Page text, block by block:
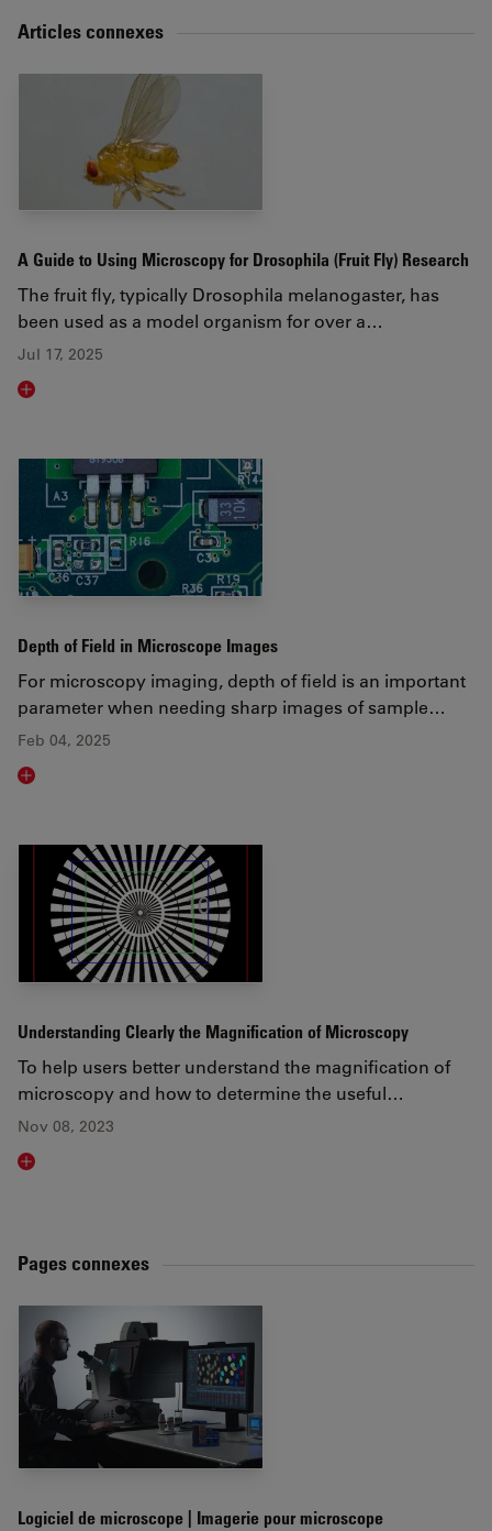
Articles connexes
A Guide to Using Microscopy for Drosophila (Fruit Fly) Research
The fruit fly, typically Drosophila melanogaster, has
been used as a model organism for over a…
Jul 17, 2025
Read article
Depth of Field in Microscope Images
For microscopy imaging, depth of field is an important
parameter when needing sharp images of sample…
Feb 04, 2025
Read article
Understanding Clearly the Magnification of Microscopy
To help users better understand the magnification of
microscopy and how to determine the useful…
Nov 08, 2023
Read article
Pages connexes
Logiciel de microscope | Imagerie pour microscope